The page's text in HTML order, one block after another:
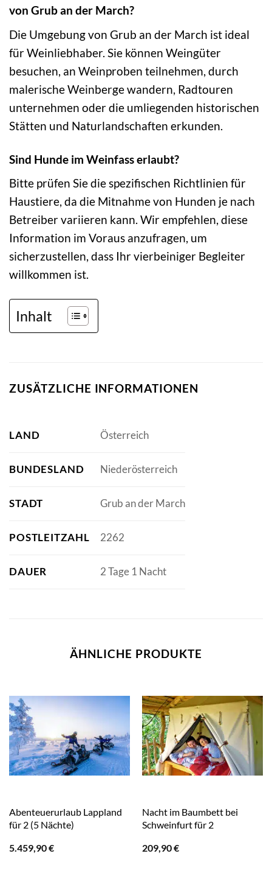
von Grub an der March?
Die Umgebung von Grub an der March ist ideal
für Weinliebhaber. Sie können Weingüter
besuchen, an Weinproben teilnehmen, durch
malerische Weinberge wandern, Radtouren
unternehmen oder die umliegenden historischen
Stätten und Naturlandschaften erkunden.
Sind Hunde im Weinfass erlaubt?
Bitte prüfen Sie die spezifischen Richtlinien für
Haustiere, da die Mitnahme von Hunden je nach
Betreiber variieren kann. Wir empfehlen, diese
Information im Voraus anzufragen, um
sicherzustellen, dass Ihr vierbeiniger Begleiter
willkommen ist.
Inhalt
ZUSÄTZLICHE INFORMATIONEN
LAND Österreich
BUNDESLAND Niederösterreich
STADT Grub an der March
POSTLEITZAHL 2262
DAUER 2 Tage 1 Nacht
ÄHNLICHE PRODUKTE
Abenteuerurlaub Lappland
für 2 (5 Nächte)
5.459,90€
Nacht im Baumbett bei
Schweinfurt für 2
209,90€